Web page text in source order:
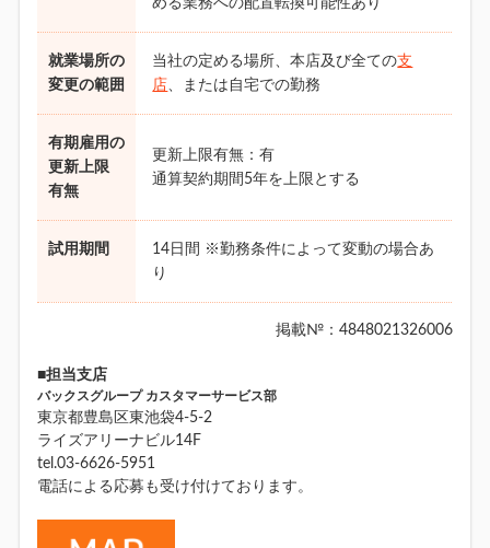
める業務への配置転換可能性あり
就業場所の
変更の範囲
当社の定める場所、本店及び全ての支
店、または自宅での勤務
有期雇用の
更新上限
有無
更新上限有無：有
通算契約期間5年を上限とする
試用期間
14日間 ※勤務条件によって変動の場合あ
り
掲載№：4848021326006
■担当支店
バックスグループ カスタマーサービス部
東京都豊島区東池袋4-5-2
ライズアリーナビル14F
tel.03-6626-5951
電話による応募も受け付けております。